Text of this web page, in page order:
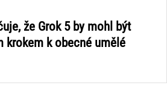
že Grok 5 by mohl být
krokem k obecné umělé